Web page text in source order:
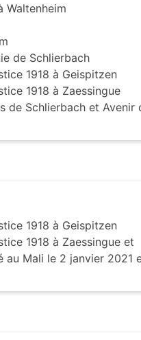
Waltenheim
de Schlierbach
1918 à Geispitzen
1918 à Zaessingue
de Schlierbach et Avenir
1918 à Geispitzen
1918 à Zaessingue et
au Mali le 2 janvier 2021